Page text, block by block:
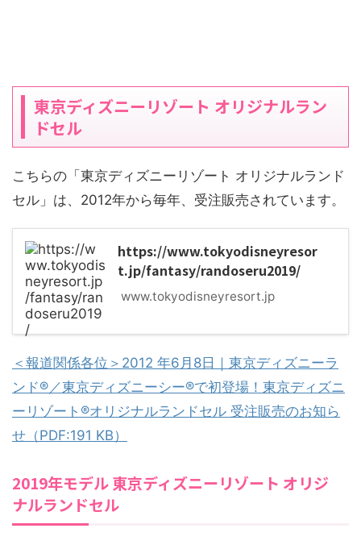
東京ディズニーリゾート オリジナルラン
ドセル
こちらの「東京ディズニーリゾート オリジナルランド
セル」は、2012年から毎年、受注販売されています。
https://www.tokyodisneyresor
t.jp/fantasy/randoseru2019/
www.tokyodisneyresort.jp
＜報道関係各位＞2012 年6月8日｜東京ディズニーラ
ンド®／東京ディズニーシー®で初登場！東京ディズニ
ーリゾート®オリジナルランドセル 受注販売のお知ら
せ（PDF:191 KB）
2019年モデル 東京ディズニーリゾート オリジ
ナルランドセル